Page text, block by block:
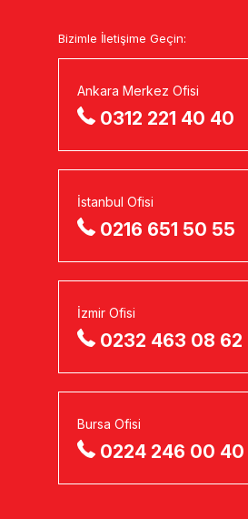
Bizimle İletişime Geçin:
Ankara Merkez Ofisi
0312 221 40 40
İstanbul Ofisi
0216 651 50 55
İzmir Ofisi
0232 463 08 62
Bursa Ofisi
0224 246 00 40